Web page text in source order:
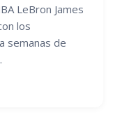
LeBron James
los
semanas de